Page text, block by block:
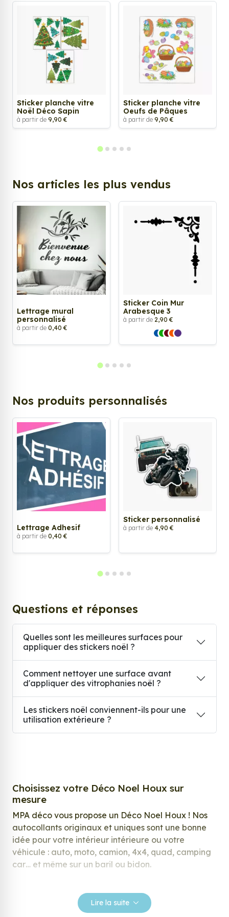
Sticker planche vitre
Noël Déco Sapin
à partir de 9,90 €
Sticker planche vitre
Oeufs de Pâques
à partir de 9,90 €
Nos articles les plus vendus
Lettrage mural
personnalisé
à partir de 0,40 €
Sticker Coin Mur
Arabesque 3
à partir de 2,90 €
Nos produits personnalisés
Lettrage Adhesif
à partir de 0,40 €
Sticker personnalisé
à partir de 4,90 €
Questions et réponses
Quelles sont les meilleures surfaces pour
appliquer des stickers noël ?
Comment nettoyer une surface avant
d'appliquer des vitrophanies noël ?
Les stickers noël conviennent-ils pour une
utilisation extérieure ?
Choisissez votre Déco Noel Houx sur
mesure
MPA déco vous propose un Déco Noel Houx ! Nos
autocollants originaux et uniques sont une bonne
idée pour votre intérieur intérieure ou votre
véhicule : auto, moto, camion, 4x4, quad, camping
car… et même sur un baril ou bidon.
répondre à vos attentes, laissez vous inspirer parmi
notre large gamme de stickers.
Lire la suite